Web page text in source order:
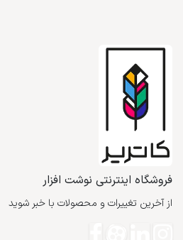
فروشگاه اینترنتی نوشت افزار
از آخرین تغییرات و محصولات با خبر شوید